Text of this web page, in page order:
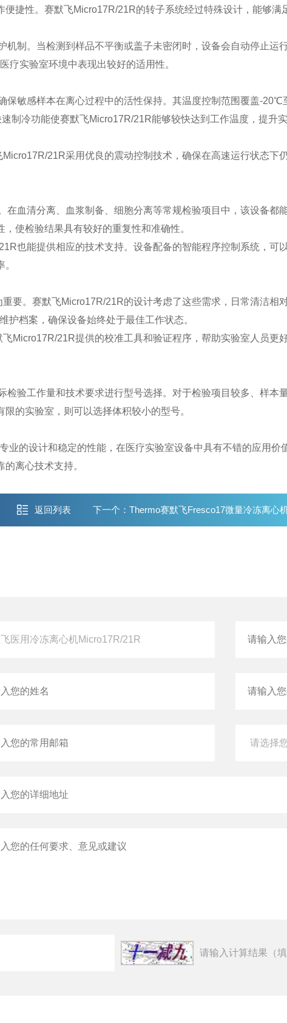
捷性。赛默飞Micro17R/21R的转子系统经过特殊设计，能够满
制。当检测到样品不平衡或盖子未密闭时，设备会自动停止运
疗实验室环境中表现出较好的适用性。
敏感样本在离心过程中的活性保持。其温度控制范围覆盖-20℃
制冷功能使赛默飞Micro17R/21R能够较快达到工作温度，提升
21R采用优良的震动控制技术，确保在高速运行状态下
血清分离、血浆制备、细胞分离等常规检验项目中，该设备都
使检验结果具有较好的重复性和准确性。
也能提供相应的技术支持。设备配备的智能程序控制系统，可
要。赛默飞Micro17R/21R的设计考虑了这些需求，日常清洁相对
护档案，确保设备始终处于最佳工作状态。
Micro17R/21R提供的校准工具和验证程序，帮助实验室人员更
验工作量和技术要求进行型号选择。对于检验项目较多、样本
的实验室，则可以选择体积较小的型号。
业的设计和稳定的性能，在医疗实验室设备中具有不错的应用价
离心技术支持。
返回列表 下一个： ​Thermo赛默飞Fresco17微量冷冻离心
请输入计算结果（